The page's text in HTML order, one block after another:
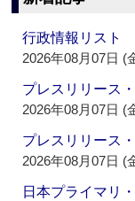
行政情報リスト
2026年08月07日 (
プレスリリース
2026年08月07日 (
プレスリリース
2026年08月07日 (
日本プライマ